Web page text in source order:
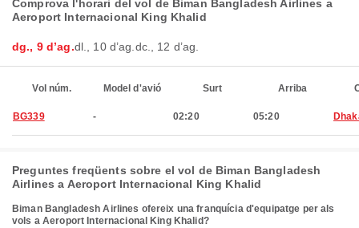
Comprova l'horari del vol de Biman Bangladesh Airlines a
Aeroport Internacional King Khalid
dg., 9 d’ag.dl., 10 d’ag. dc., 12 d’ag.
Vol núm. Model d'avió Surt Arriba
BG339 - 02:20 05:20
Preguntes freqüents sobre el vol de Biman Bangladesh
Airlines a Aeroport Internacional King Khalid
Biman Bangladesh Airlines ofereix una franquícia d'equipatge per als
vols a Aeroport Internacional King Khalid?